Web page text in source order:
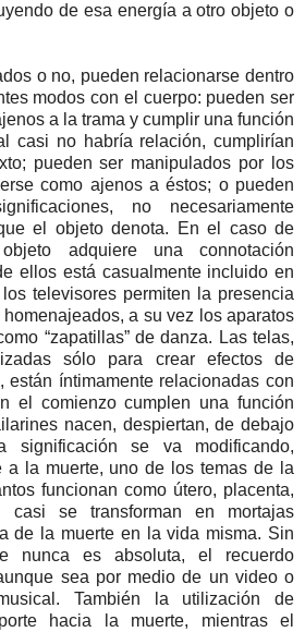
de esa energía a otro objeto o
o no, pueden relacionarse dentro
modos con el cuerpo: pueden ser
a la trama y cumplir una función
casi no habría relación, cumplirían
pueden ser manipulados por los
como ajenos a éstos; o pueden
no necesariamente
el objeto denota. En el caso de
objeto adquiere una connotación
ellos está casualmente incluido en
televisores permiten la presencia
a su vez los aparatos
“zapatillas” de danza. Las telas,
sólo para crear efectos de
están íntimamente relacionadas con
el comienzo cumplen una función
nacen, despiertan, de debajo
significación se va modificando,
a la muerte, uno de los temas de la
funcionan como útero, placenta,
se transforman en mortajas
de la muerte en la vida misma. Sin
nunca es absoluta, el recuerdo
sea por medio de un video o
También la utilización de
hacia la muerte, mientras el